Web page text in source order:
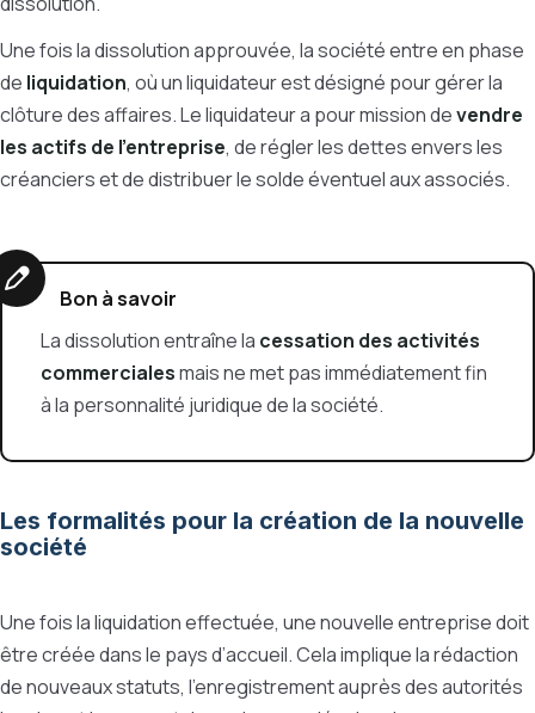
Une fois la dissolution approuvée, la société entre en phase
de liquidation, où unliquidateurest désigné pour gérer la
clôture des affaires. Le liquidateur a pour mission devendre
les actifs de l’entreprise, de régler les dettes envers les
créanciers et de distribuer le solde éventuel aux associés.
Bon à savoir
La dissolution entraîne la cessation des activités
commercialesmais ne met pas immédiatement fin
à la personnalité juridique de la société.
Les formalités pour la création de la nouvelle
société
Une fois la liquidation effectuée, une nouvelle entreprise doit
être créée dans le pays d’accueil. Cela implique la rédaction
de nouveaux statuts, l’enregistrement auprès des autorités